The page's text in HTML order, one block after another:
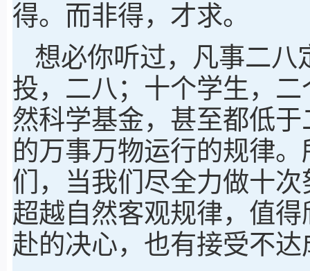
得。而非得，才求。
想必你听过，凡事二八
投，二八；十个学生，
然科学基金，甚至都低
的万事万物运行的规律
们，当我们尽全力做十
超越自然客观规律，值
赴的决心，也有接受不